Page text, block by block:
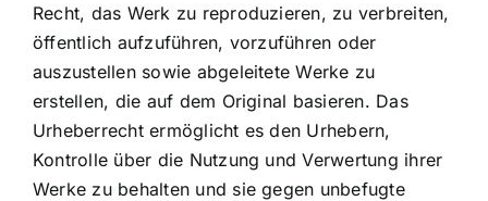
Recht, das Werk zu reproduzieren, zu verbreiten,
öffentlich aufzuführen, vorzuführen oder
auszustellen sowie abgeleitete Werke zu
erstellen, die auf dem Original basieren. Das
Urheberrecht ermöglicht es den Urhebern,
Kontrolle über die Nutzung und Verwertung ihrer
Werke zu behalten und sie gegen unbefugte